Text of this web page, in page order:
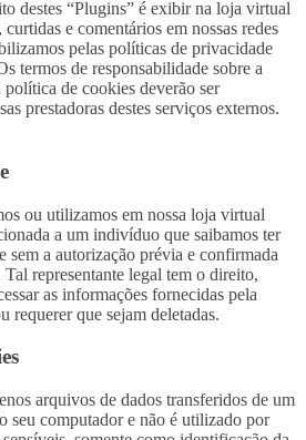
destes “Plugins” é exibir na loja virtual
e comentários em nossas redes
pelas políticas de privacidade
termos de responsabilidade sobre a
de cookies deverão ser
prestadoras destes serviços externos.
ou utilizamos em nossa loja virtual
a um indivíduo que saibamos ter
sem a autorização prévia e confirmada
Tal representante legal tem o direito,
as informações fornecidas pela
requerer que sejam deletadas.
arquivos de dados transferidos de um
seu computador e não é utilizado por